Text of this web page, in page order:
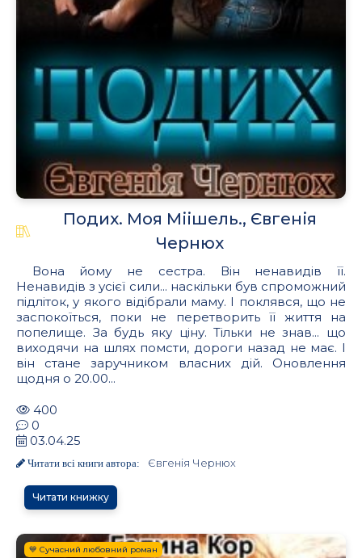
Подих. Моя Міішель., Євгенія
Чернюх
Вона йому не сестра. Він ненавидів її.
Ненавидів з усієї сили... наскільки був спроможний
підліток, у якого відібрали маму. І поклявся, що не
заспокоїться, поки не перетворить її життя на
попелище. За будь яку ціну. Тільки не знав... що
виходячи на шлях помсти, дороги назад не має. І
він стане заручником власних дій. Оновлення
щодня о 20.00...
400
0
03.04.25
Читати всі книги автора: Євгенія Чернюх
Читати книжку
💙 Сучасний любовний роман